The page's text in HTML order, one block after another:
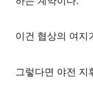
이건 협상의 여지
그렇다면 야전 지